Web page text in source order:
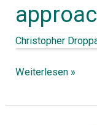
Christopher
Body
Social:
an
enactive
to
Weiterlesen »